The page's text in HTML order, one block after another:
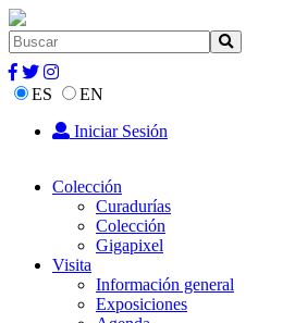
ES
EN
Iniciar Sesión
Colección
Curadurías
Colección
Gigapixel
Visita
Información general
Exposiciones